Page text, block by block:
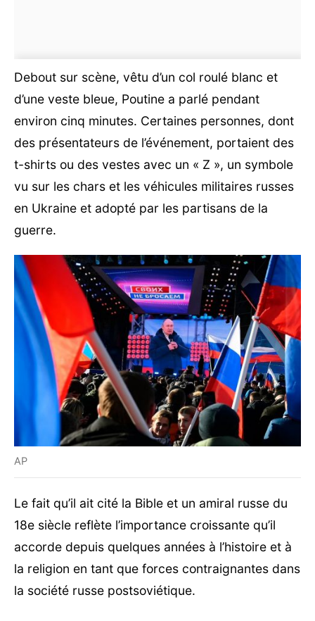
Debout sur scène, vêtu d’un col roulé blanc et
d’une veste bleue, Poutine a parlé pendant
environ cinq minutes. Certaines personnes, dont
des présentateurs de l’événement, portaient des
t-shirts ou des vestes avec un « Z », un symbole
vu sur les chars et les véhicules militaires russes
en Ukraine et adopté par les partisans de la
guerre.
AP
Le fait qu’il ait cité la Bible et un amiral russe du
18e siècle reflète l’importance croissante qu’il
accorde depuis quelques années à l’histoire et à
la religion en tant que forces contraignantes dans
la société russe postsoviétique.